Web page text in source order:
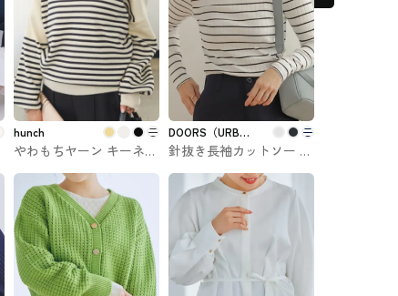
hunch
やわもちヤーン キーネッ
クニット hunch #トップ
DOORS（URBAN
RESEARCH）
針抜き長袖カットソー 女
性ファッションブランド
DOORS